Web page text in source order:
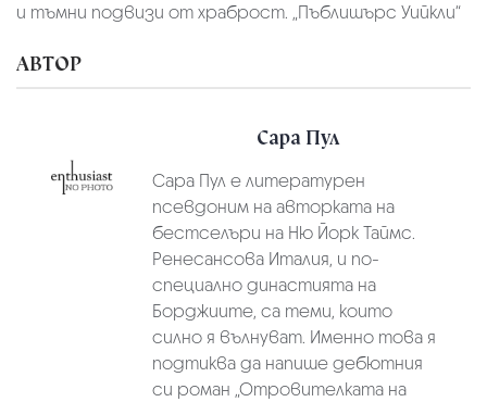
и тъмни подвизи от храброст. „Пъблишърс Уийкли“
АВТОР
Сара Пул
Сара Пул е литературен
псевдоним на авторката на
бестселъри на Ню Йорк Таймс.
Ренесансова Италия, и по-
специално династията на
Борджиите, са теми, които
силно я вълнуват. Именно това я
подтиква да напише дебютния
си роман „Отровителката на